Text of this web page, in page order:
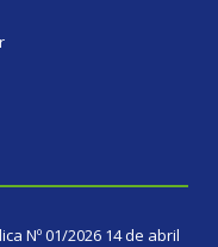
Nº 01/2026 14 de abril